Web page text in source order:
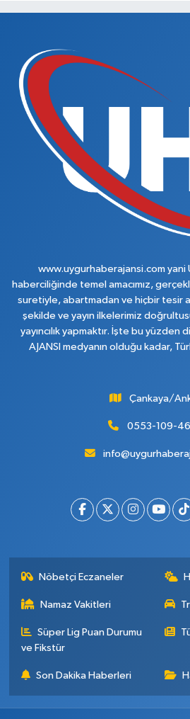
www.uygurhaberajansi.com yani
haberciliğinde temel amacımız,
suretiyle, abartmadan ve hiçbir tesir
şekilde ve yayın ilkelerimiz
yayıncılık yapmaktır. İşte bu yüzden
AJANSI medyanın olduğu kadar,
Çankaya/
0553-109-
Nöbetçi Eczaneler
Namaz Vakitleri
Süper Lig Puan Durumu
ve Fikstür
Son Dakika Haberleri